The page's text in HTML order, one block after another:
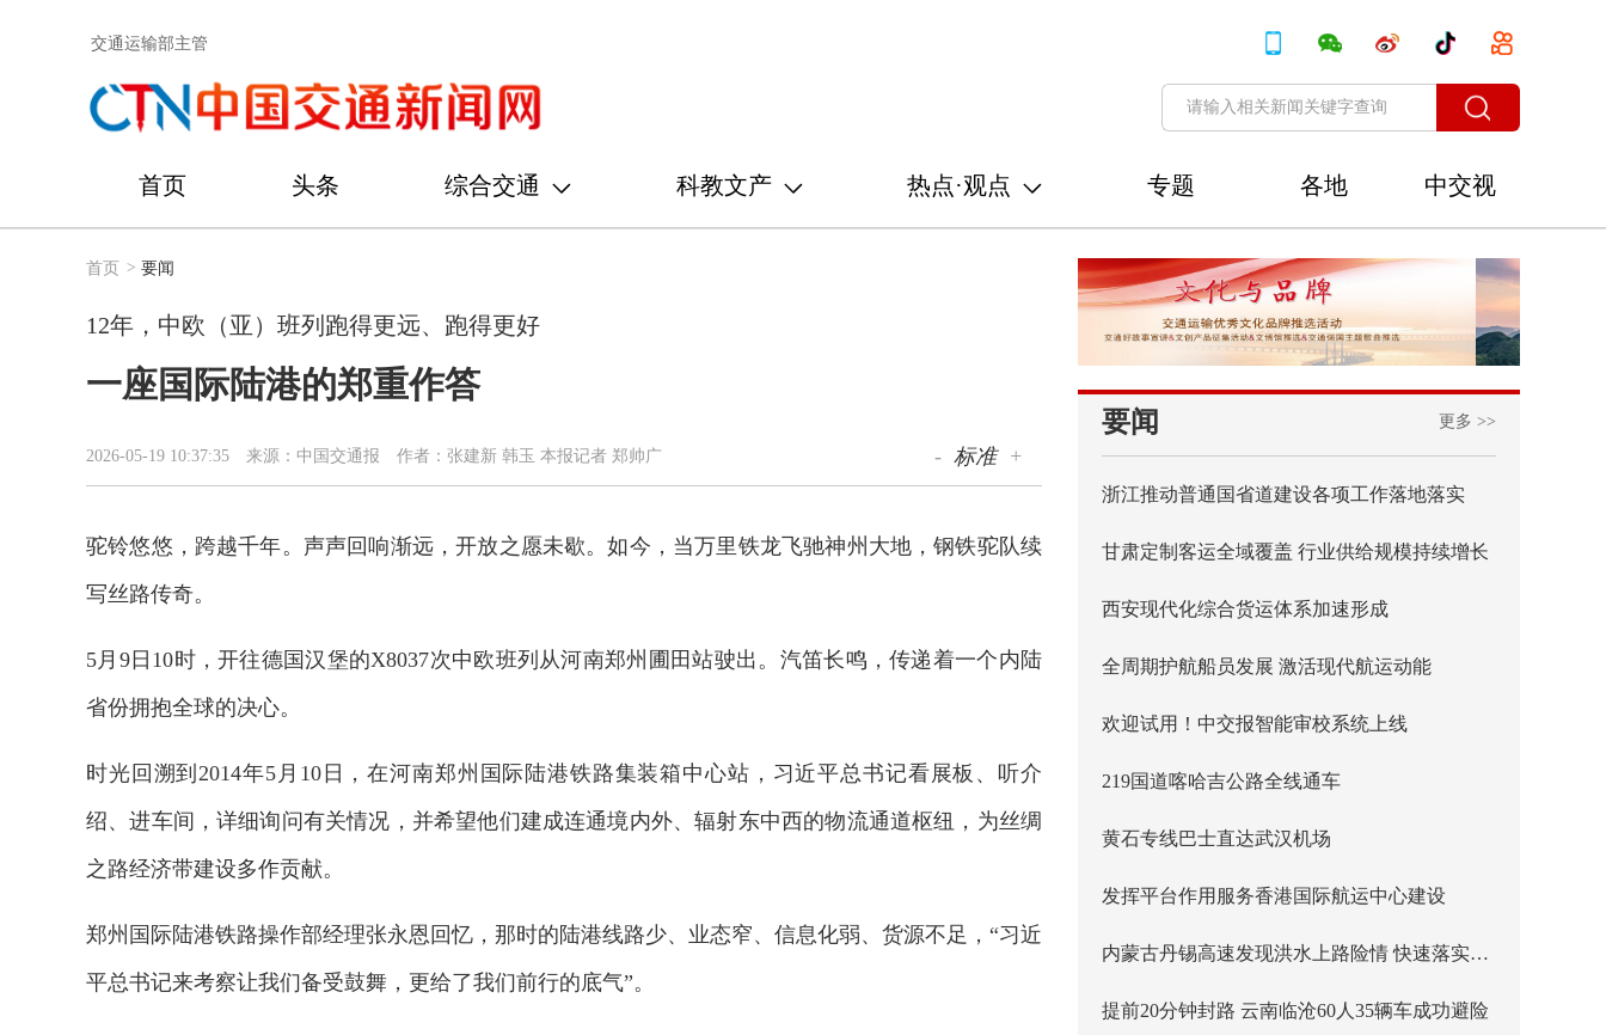
交通运输部主管
首页 头条 综合交通 科教文产 热点·观点 专题 各地
中交视
讯
首页 > 要闻
12年，中欧（亚）班列跑得更远、跑得更好
一座国际陆港的郑重作答
2026-05-19 10:37:35 来源：中国交通报 作者：张建新 韩玉 本报记者 郑帅广 - 标准 +
驼铃悠悠，跨越千年。声声回响渐远，开放之愿未歇。如今，当万里铁龙飞驰神州大地，钢铁驼队续
写丝路传奇。
5月9日10时，开往德国汉堡的X8037次中欧班列从河南郑州圃田站驶出。汽笛长鸣，传递着一个内陆
省份拥抱全球的决心。
时光回溯到2014年5月10日，在河南郑州国际陆港铁路集装箱中心站，习近平总书记看展板、听介
绍、进车间，详细询问有关情况，并希望他们建成连通境内外、辐射东中西的物流通道枢纽，为丝绸
之路经济带建设多作贡献。
郑州国际陆港铁路操作部经理张永恩回忆，那时的陆港线路少、业态窄、信息化弱、货源不足，“习近
平总书记来考察让我们备受鼓舞，更给了我们前行的底气”。
要闻 更多 >>
浙江推动普通国省道建设各项工作落地落实
甘肃定制客运全域覆盖 行业供给规模持续增长
西安现代化综合货运体系加速形成
全周期护航船员发展 激活现代航运动能
欢迎试用！中交报智能审校系统上线
219国道喀哈吉公路全线通车
黄石专线巴士直达武汉机场
发挥平台作用服务香港国际航运中心建设
内蒙古丹锡高速发现洪水上路险情 快速落实主线封闭管控
提前20分钟封路 云南临沧60人35辆车成功避险